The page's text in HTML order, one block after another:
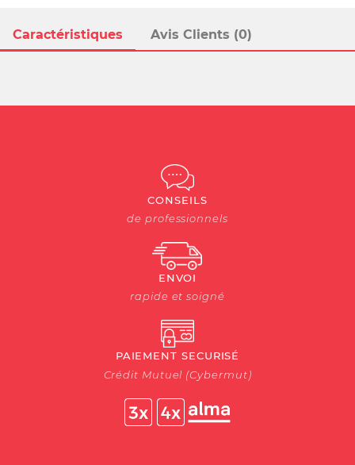
Caractéristiques Avis Clients (0)
CONSEILS
de professionnels
ENVOI
rapide et soigné
PAIEMENT SECURISÉ
Crédit Mutuel (Cybermut)